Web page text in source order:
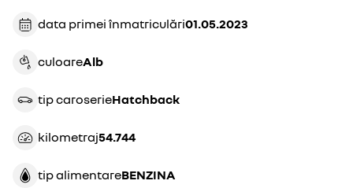
data primei înmatriculări 01.05.2023
culoare alb
tip caroserie hatchback
kilometraj 54.744
tip alimentare BENZINA